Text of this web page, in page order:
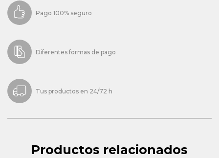
Pago 100% seguro
Diferentes formas de pago
Tus productos en 24/72 h
Productos relacionados